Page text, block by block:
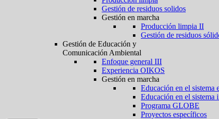
Gestión de residuos solidos
Gestión en marcha
Producción limpia II
Gestión de residuos
Gestión de Educación y
Comunicación Ambiental
Enfoque general III
Experiencia OIKOS
Gestión en marcha
Educación en el sistema
Educación en el sistema
Programa GLOBE
Proyectos específicos